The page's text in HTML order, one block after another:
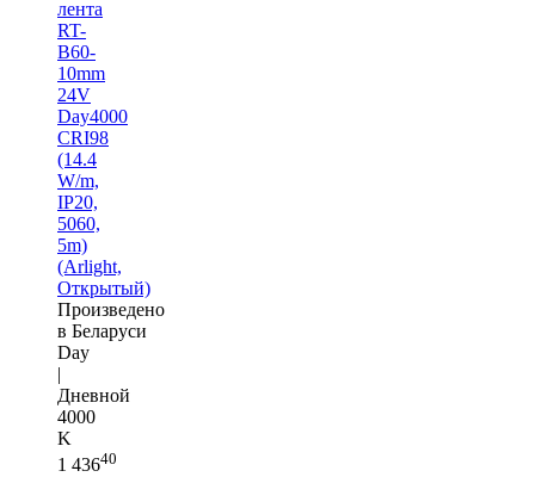
лента
RT-
B60-
10mm
24V
Day4000
CRI98
(14.4
W/m,
IP20,
5060,
5m)
(Arlight,
Открытый)
Произведено
в Беларуси
Day
|
Дневной
4000
K
1 43640